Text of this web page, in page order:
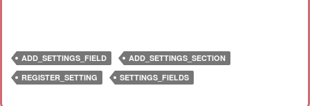
ADD_SETTINGS_FIELD
ADD_SETTINGS_SECTION
REGISTER_SETTING
SETTINGS_FIELDS